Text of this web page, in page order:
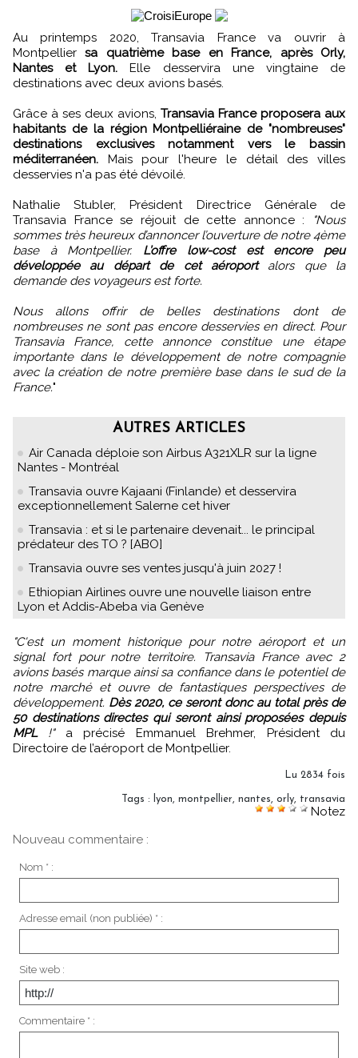
Au printemps 2020, Transavia France va ouvrir à
Montpelliersa quatrième base en France, après Orly,
Nantes et Lyon. Elle desservira une vingtaine de
destinations avec deux avions basés.
Grâce à ses deux avions, Transavia France proposera aux
habitants de la région Montpelliéraine de "nombreuses"
destinations exclusives notamment vers le bassin
méditerranéen. Mais pour l'heure le détail des villes
desservies n'a pas été dévoilé.
Nathalie Stubler, Président Directrice Générale de
Transavia France se réjouit de cette annonce :
"Nous
sommes très heureux d’annoncer l’ouverture de notre 4ème
base à Montpellier. L’offre low-cost est encore peu
développée au départ de cet aéroport alors que la
demande des voyageurs est forte.
Nous allons offrir de belles destinations dont de
nombreuses ne sont pas encore desservies en direct. Pour
Transavia France, cette annonce constitue une étape
importante dans le développement de notre compagnie
avec la création de notre première base dans le sud de la
France."
AUTRES ARTICLES
Air Canada déploie son Airbus A321XLR sur la ligne
Nantes - Montréal
Transavia ouvre Kajaani (Finlande) et desservira
exceptionnellement Salerne cet hiver
Transavia : et si le partenaire devenait... le principal
prédateur des TO ? [ABO]
Transavia ouvre ses ventes jusqu'à juin 2027 !
Ethiopian Airlines ouvre une nouvelle liaison entre
Lyon et Addis-Abeba via Genève
"C'est un moment historique pour notre aéroport et un
signal fort pour notre territoire. Transavia France avec 2
avions basés marque ainsi sa confiance dans le potentiel de
notre marché et ouvre de fantastiques perspectives de
développement. Dès 2020, ce seront donc au total près de
50 destinations directes qui seront ainsi proposées depuis
MPL!"a précisé Emmanuel Brehmer, Président du
Directoire de l’aéroport de Montpellier.
Lu 2834 fois
Tags : lyon montpellier nantes orly transavia
Notez
Nouveau commentaire :
Nom * :
Adresse email (non publiée) * :
Site web :
Commentaire * :